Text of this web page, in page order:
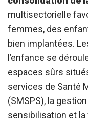
multisectorielle
femmes, des
bien implantées.
l’enfance se
espaces sûrs
services de Santé
(SMSPS), la
sensibilisation et la